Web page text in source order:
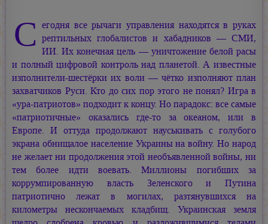
С егодня все рычаги управления находятся в руках
рептильных глобалистов и хабадников — СМИ,
ИИ. Их конечная цель — уничтожение белой расы
и полный цифровой контроль над планетой. А известные
изполнители-шестёрки их воли — чётко изполняют план
захватчиков Руси. Кто до сих пор этого не понял? Игра в
«ура-патриотов» подходит к концу. Но парадокс: все самые
«патриотичные» оказались где-то за океаном, или в
Европе. И оттуда продолжают науськивать с голубого
экрана обнищалое население Украины на войну. Но народ
не желает ни продолжения этой необъявленной войны, ни
тем более идти воевать. Миллионы погибших за
коррумпированную власть Зеленского и Путина
патриотично лежат в могилах, разтянувшихся на
километры нескончаемых кладбищ. Украинская земля